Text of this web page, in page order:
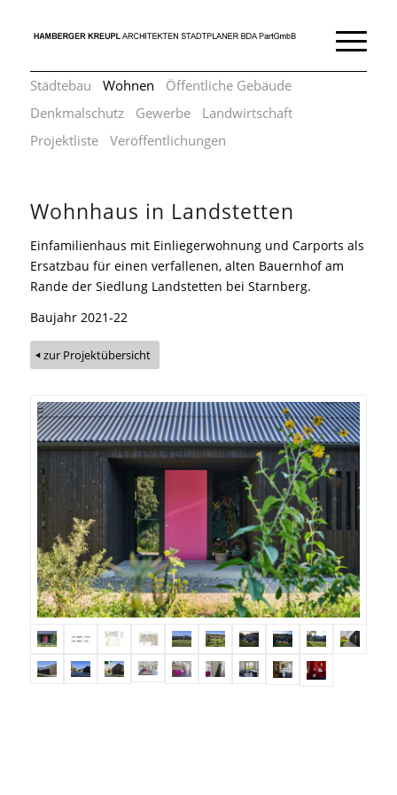
Städtebau Wohnen
Öffentliche Gebäude
Denkmalschutz
Gewerbe
Landwirtschaft
Projektliste
Veröffentlichungen
Wohnhaus in Landstetten
Einfamilienhaus mit Einliegerwohnung und Carports als
Ersatzbau für einen verfallenen, alten Bauernhof am
Rande der Siedlung Landstetten bei Starnberg.
Baujahr 2021-22
zur Projektübersicht